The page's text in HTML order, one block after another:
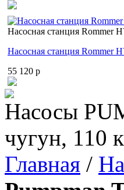
Насосная станция Rommer
Насосная станция Rommer
55 120 p
Насосы
чугун, 110
Главная /